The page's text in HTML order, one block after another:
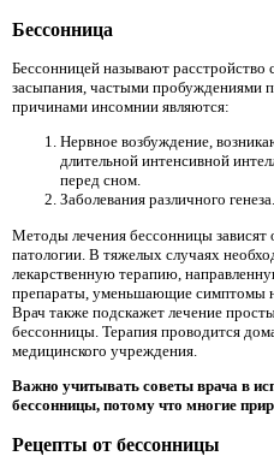
Бессонница
Бессонницей называют расстройство
засыпания, частыми пробуждениями
причинами инсомнии являются:
Нервное возбуждение,
длительной интенсивной
перед сном.
Заболевания различного генеза.
Методы лечения бессонницы
патологии. В тяжелых случаях
лекарственную терапию,
препараты, уменьшающие симптомы
Врач также подскажет лечение
бессонницы. Терапия проводится
медицинского учреждения.
Важно учитывать советы врача в
бессонницы, потому что многие
Рецепты от бессонницы